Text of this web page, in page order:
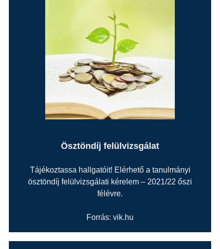
Ösztöndíj felülvizsgálat
Tájékoztassa hallgatóit! Elérhető a tanulmányi
ösztöndíj felülvizsgálati kérelem – 2021/22 őszi
félévre.
Forrás: vik.hu